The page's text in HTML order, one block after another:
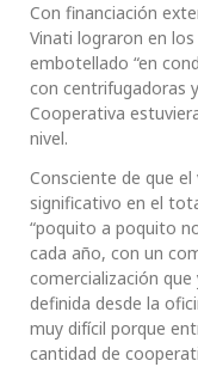
Con financiación
Vinati lograron en
embotellado “en
con centrifugadoras
Cooperativa
nivel.
Consciente de que
significativo en el
“poquito a poquito
cada año, con un
comercialización
definida desde la
muy difícil porque
cantidad de